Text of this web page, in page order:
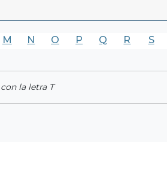
M N O P Q R S
la letra T